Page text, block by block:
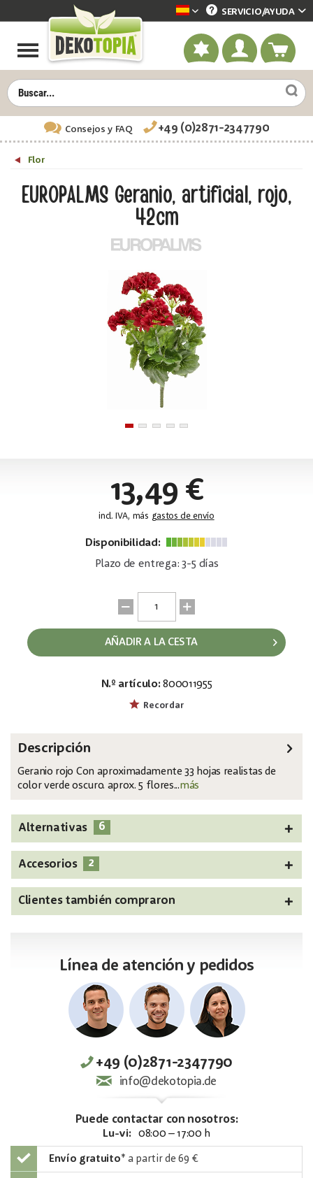
Dekotopia spanisch
SERVICIO/AYUDA
Consejos y FAQ +49 (0)2871-2347790
Flor
EUROPALMS Geranio, artificial, rojo,
42cm
13,49 €
incl. IVA, más gastos de envío
Disponibilidad:
Plazo de entrega: 3-5 días
AÑADIR A LA CESTA
N.º artículo: 800011955
Recordar
Descripción
Geranio rojo Con aproximadamente 33 hojas realistas de
color verde oscuro. aprox. 5 flores...más
Alternativas 6
Accesorios 2
Clientes también compraron
Línea de atención y pedidos
+49 (0)2871-2347790
info@dekotopia.de
Puede contactar con nosotros:
Lu-vi: 08:00 – 17:00 h
Envío gratuito* a partir de 69 €